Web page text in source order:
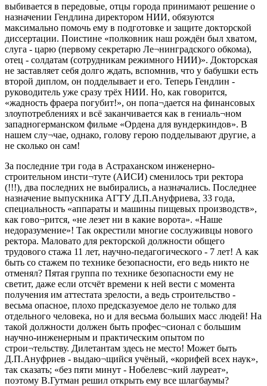
выбивается в передовые, отцы города принимают решение о
назначении Гендлина директором НИИ, обязуются
максимально помочь ему в подготовке и защите докторской
диссертации. Поистине «полковник наш рождён был хватом,
слуга - царю (первому секретарю Ле¬нинградского обкома),
отец - солдатам (сотрудникам режимного НИИ)». Докторская
не заставляет себя долго ждать, вспомнив, что у бабушки есть
второй диплом, он подделывает и его. Теперь Гендлин -
руководитель уже сразу трёх НИИ. Но, как говорится,
«жадность фраера погубит!», он попа¬дается на финансовых
злоупотреблениях и всё заканчивается как в гениаль¬ном
западногерманском фильме «Ордена для вундеркиндов». В
нашем слу¬чае, однако, голову герою подделывают другие, а
не сколько он сам!
За последние три года в Астраханском инженерно-
строительном инсти¬туте (АИСИ) сменилось три ректора
(!!!), два последних не выбирались, а назначались. Последнее
назначение выпускника АГТУ Д.П.Ануфриева, 33 года,
специальность «аппараты и машины пищевых производств»,
как гово¬рится, «не лезет ни в какие ворота». «Наше
недоразумение»! Так окрестили многие сослуживцы нового
ректора. Маловато для ректорской должности общего
трудового стажа 11 лет, научно-педагогического - 7 лет! А как
быть со стажем по технике безопасности, его ведь никто не
отменял? Пятая группа по технике безопасности ему не
светит, даже если отсчёт времени к ней вести с момента
получения им аттестата зрелости, а ведь строительство -
весьма опасное, плохо предсказуемое дело не только для
отдельного человека, но и для весьма больших масс людей! На
такой должности должен быть профес¬сионал с большим
научно-инженерным и практическим опытом по
строи¬тельству. Дилетантам здесь не место! Может быть
Д.П.Ануфриев - выдаю¬щийся учёный, «корифей всех наук»,
так сказать; «без пяти минут - Нобелевс¬кий лауреат»,
поэтому В.Гутман решил открыть ему все шлагбаумы?